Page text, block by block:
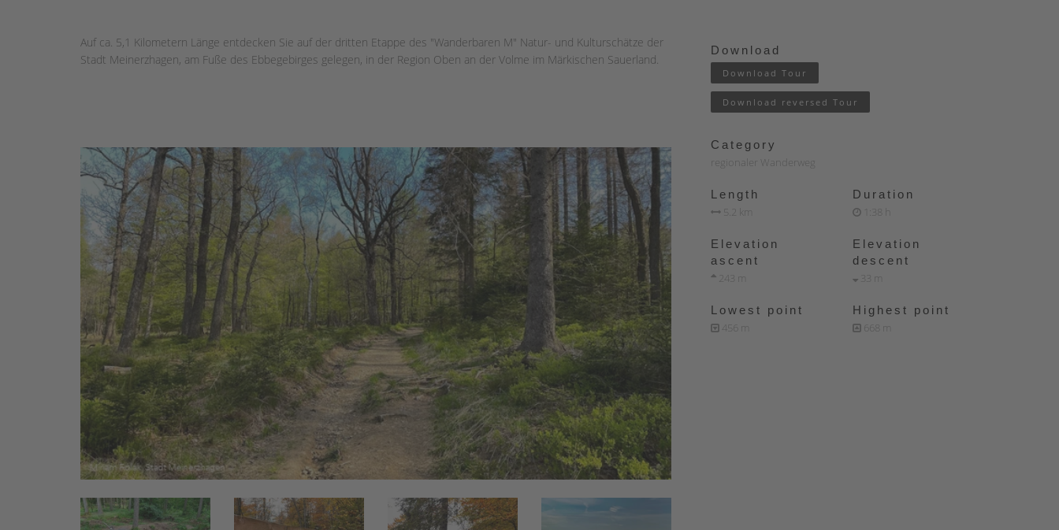
Auf ca. 5,1 Kilometern Länge entdecken Sie auf der dritten Etappe des "Wanderbaren M" Natur- und Kulturschätze der
Stadt Meinerzhagen, am Fuße des Ebbegebirges gelegen, in der Region Oben an der Volme im Märkischen Sauerland.
Download
Download Tour
Download reversed Tour
Category
regionaler Wanderweg
Length
5.2 km
Duration
1:38 h
Elevation
ascent
243 m
Elevation
descent
33 m
Lowest point
456 m
Highest point
668 m